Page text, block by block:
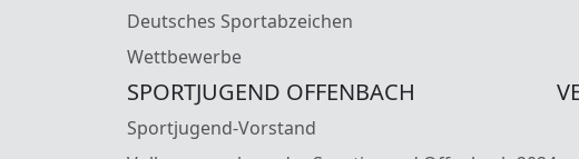
Deutsches Sportabzeichen
Wettbewerbe
SPORTJUGEND OFFENBACH
Sportjugend-Vorstand